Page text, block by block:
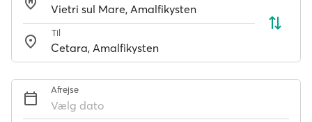
Til
Afrejse
Vælg dato